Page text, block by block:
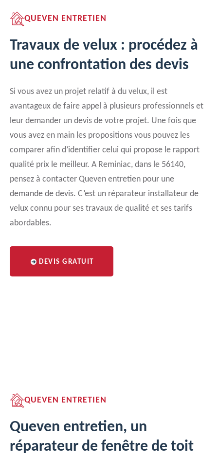
QUEVEN ENTRETIEN
Travaux de velux : procédez à
une confrontation des devis
Si vous avez un projet relatif à du velux, il est
avantageux de faire appel à plusieurs professionnels et
leur demander un devis de votre projet. Une fois que
vous avez en main les propositions vous pouvez les
comparer afin d’identifier celui qui propose le rapport
qualité prix le meilleur. A Reminiac, dans le 56140,
pensez à contacter Queven entretien pour une
demande de devis. C’est un réparateur installateur de
velux connu pour ses travaux de qualité et ses tarifs
abordables.
DEVIS GRATUIT
QUEVEN ENTRETIEN
Queven entretien, un
réparateur de fenêtre de toit